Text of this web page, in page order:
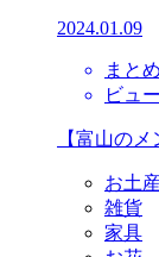
2024.01.09
まとめ
ビュ
【富山の
お土
雑貨
家具